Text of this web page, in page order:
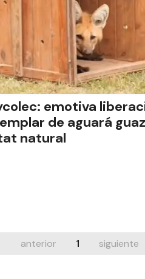
emotiva
de aguará
natural
anterior 1 siguiente